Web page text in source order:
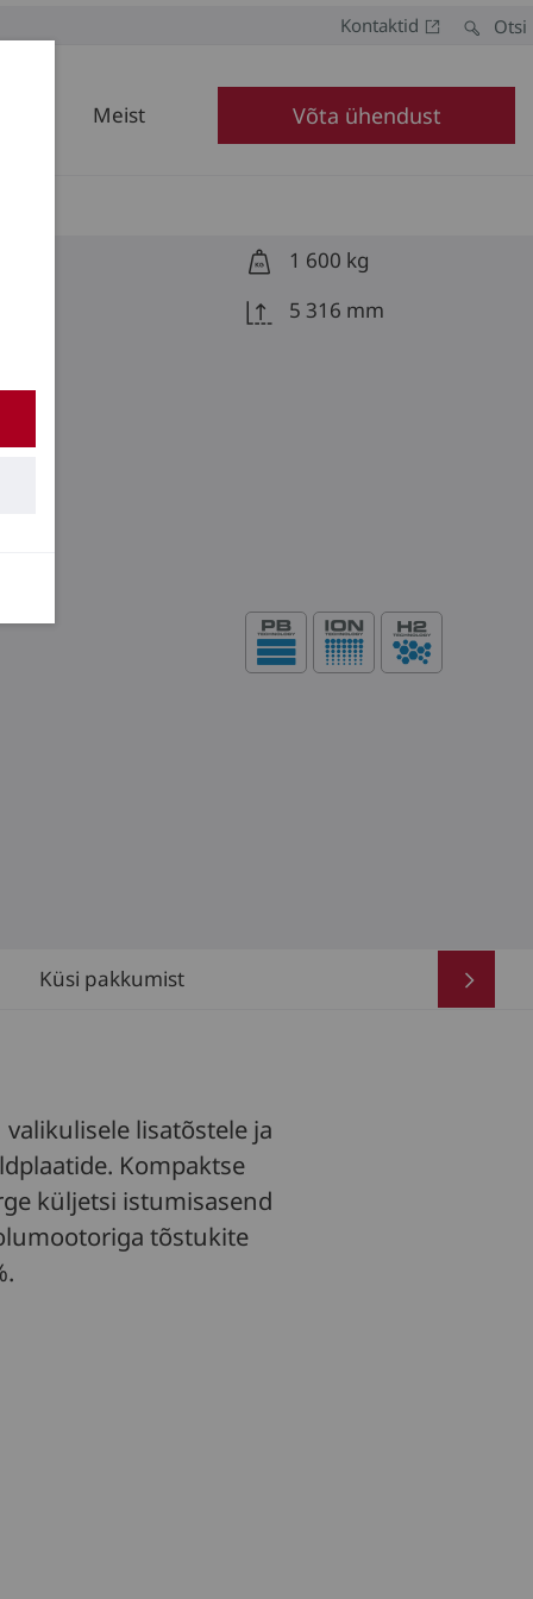
Meist
Otsi
Kontaktid
Võta ühendust
1 600 kg
5 316 mm
Küsi pakkumist
lisatõstele ja
Kompaktse
küljetsi istumisasend
tõstukite